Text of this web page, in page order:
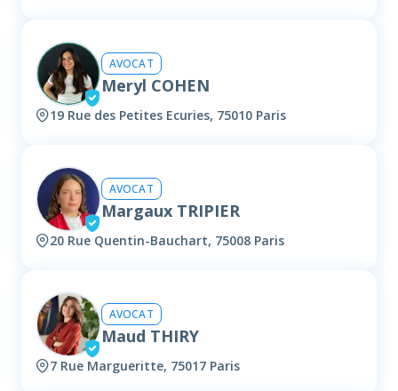
AVOCAT
Meryl COHEN
19 Rue des Petites Ecuries, 75010 Paris
AVOCAT
Margaux TRIPIER
20 Rue Quentin-Bauchart, 75008 Paris
AVOCAT
Maud THIRY
7 Rue Margueritte, 75017 Paris